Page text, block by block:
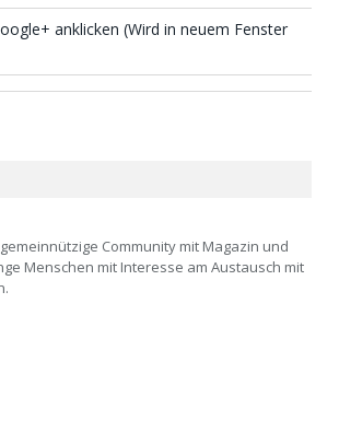
anklicken (Wird in neuem Fenster
Community mit Magazin und
Menschen mit Interesse am Austausch mit